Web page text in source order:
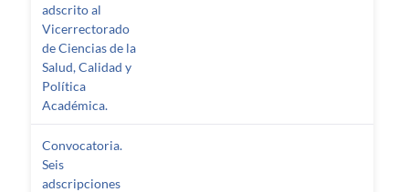
adscrito al
Vicerrectorado
de Ciencias de la
Salud, Calidad y
Política
Académica.
Convocatoria.
Seis
adscripciones